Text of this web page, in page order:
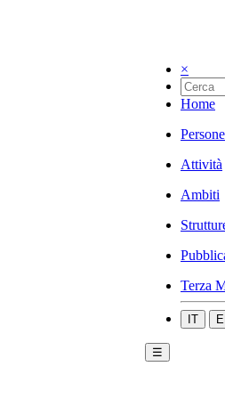
×
Home
Persone
Attività
Ambiti
Terza
IT
☰